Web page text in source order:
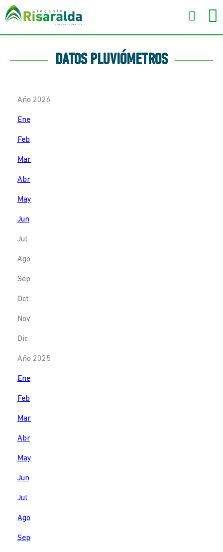
DATOS PLUVIÓMETROS
Año 2026
Ene
Feb
Mar
Abr
May
Jun
Jul
Ago
Sep
Oct
Nov
Dic
Año 2025
Ene
Feb
Mar
Abr
May
Jun
Jul
Ago
Sep